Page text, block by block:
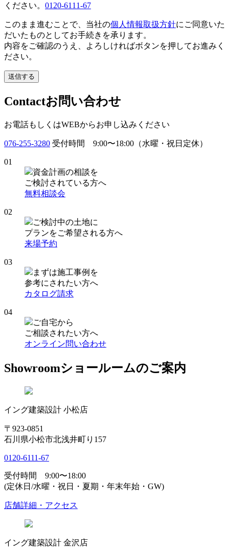
ください。 0120-6111-67
このまま進むことで、当社の個人情報取扱方針にご同意いた
だいたものとしてお手続きを承ります。
内容をご確認のうえ、よろしければボタンを押してお進みく
ださい。
Contactお問い合わせ
お電話もしくはWEBからお申し込みください
076-255-3280 受付時間 9:00〜18:00（水曜・祝日定休）
01
資金計画の相談を
ご検討されている方へ
無料相談会
02
ご検討中の土地に
プランをご希望される方へ
来場予約
03
まずは施工事例を
参考にされたい方へ
カタログ請求
04
ご自宅から
ご相談されたい方へ
オンライン問い合わせ
Showroomショールームのご案内
イング建築設計 小松店
〒923-0851
石川県小松市北浅井町り157
0120-6111-67
受付時間 9:00〜18:00
(定休日/水曜・祝日・夏期・年末年始・GW)
店舗詳細・アクセス
イング建築設計 金沢店